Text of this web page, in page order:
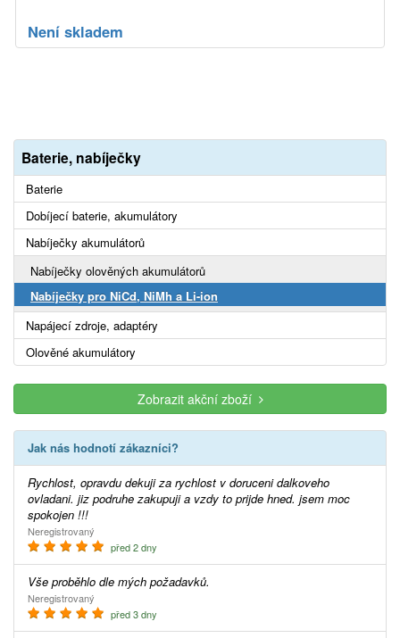
Není skladem
Baterie, nabíječky
Baterie
Dobíjecí baterie, akumulátory
Nabíječky akumulátorů
Nabíječky olověných akumulátorů
Nabíječky pro NiCd, NiMh a Li-ion
Napájecí zdroje, adaptéry
Olověné akumulátory
Zobrazit akční zboží
Jak nás hodnotí zákazníci?
Rychlost, opravdu dekuji za rychlost v doruceni dalkoveho
ovladani. jiz podruhe zakupuji a vzdy to prijde hned. jsem moc
spokojen !!!
Neregistrovaný
před 2 dny
Vše proběhlo dle mých požadavků.
Neregistrovaný
před 3 dny